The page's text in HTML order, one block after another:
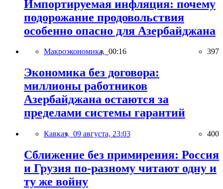
Импортируемая инфляция: почему
подорожание продовольствия
особенно опасно для Азербайджана
Макроэкономика, 00:16 397
Экономика без договора:
миллионы работников
Азербайджана остаются за
пределами системы гарантий
Кавказ, 09 августа, 23:03 400
Сближение без примирения: Россия
и Грузия по-разному читают одну и
ту же войну